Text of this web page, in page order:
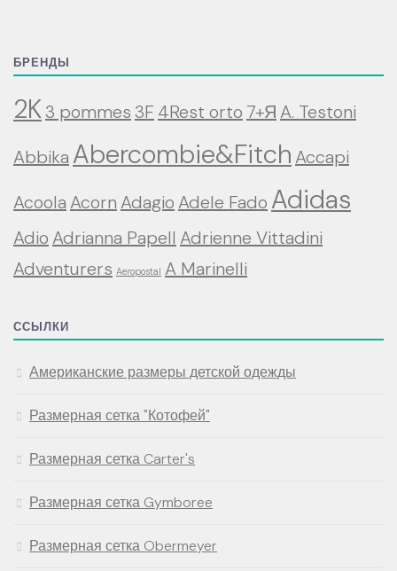
БРЕНДЫ
2K3 pommes3F 4Rest orto 7+Я A. Testoni
Abbika Abercombie&Fitch Accapi
Acoola Acorn Adagio Adele Fado Adidas
Adio Adrianna Papell Adrienne Vittadini
Adventurers Aeropostal A Marinelli
ССЫЛКИ
Американские размеры детской одежды
Размерная сетка "Котофей"
Размерная сетка Carter's
Размерная сетка Gymboree
Размерная сетка Obermeyer